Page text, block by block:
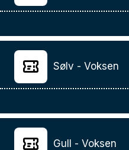
Sølv - Voksen
Gull - Voksen